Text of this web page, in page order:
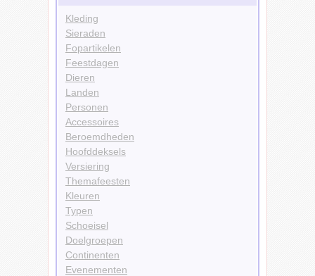
Kleding
Sieraden
Fopartikelen
Feestdagen
Dieren
Landen
Personen
Accessoires
Beroemdheden
Hoofddeksels
Versiering
Themafeesten
Kleuren
Typen
Schoeisel
Doelgroepen
Continenten
Evenementen